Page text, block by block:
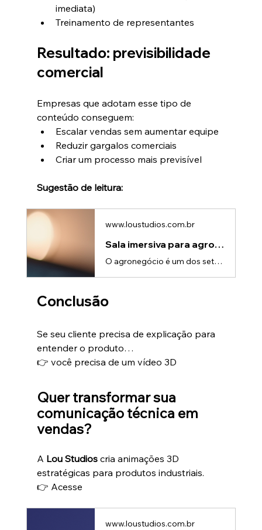
imediata)
Treinamento de representantes
Resultado: previsibilidade
comercial
Empresas que adotam esse tipo de
conteúdo conseguem:
Escalar vendas sem aumentar equipe
Reduzir gargalos comerciais
Criar um processo mais previsível
Sugestão de leitura:
www.loustudios.com.br
Sala imersiva para agronegócio: aumente vendas no agro
O agronegócio é um dos setores mais tecnológicos do mundo — mas também um dos mais desafiadores para comunicar.Máquinas complexas, processos técnicos, soluções invisíveis… tudo isso precisa ser explicado de forma clara para gerar vendas.É por isso que a sala imersiva para agronegócio está se tornando uma das ferramentas mais poderosas para empresas que querem se destacar.O problema: tecnologia difícil de demonstrarEmpresas do agro frequentemente precisam explicar: • Funcionamento de máquinas e i
Conclusão
Se seu cliente precisa de explicação para
entender o produto…
👉 você precisa de um vídeo 3D
Quer transformar sua
comunicação técnica em
vendas?
A Lou Studios cria animações 3D
estratégicas para produtos industriais.
👉 Acesse
www.loustudios.com.br